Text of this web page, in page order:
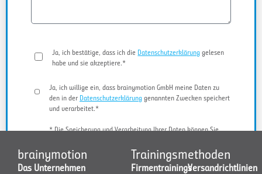
Ja, ich bestätige, dass ich die Datenschutzerklärung gelesen
habe und sie akzeptiere.*
Ja, ich willige ein, dass brainymotion GmbH meine Daten zu
den in der Datenschutzerklärung genannten Zwecken speichert
und verarbeitet.*
* Die Speicherung und Verarbeitung Ihrer Daten können Sie
brainymotion
Das Unternehmen
Trainingsmethoden
FirmentrainingsVersandrichtlinien